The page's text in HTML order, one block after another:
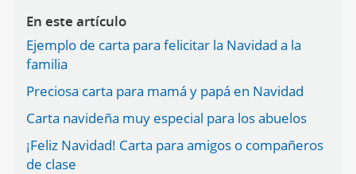
En este artículo
Ejemplo de carta para felicitar la Navidad a la
familia
Preciosa carta para mamá y papá en Navidad
Carta navideña muy especial para los abuelos
¡Feliz Navidad! Carta para amigos o compañeros
de clase